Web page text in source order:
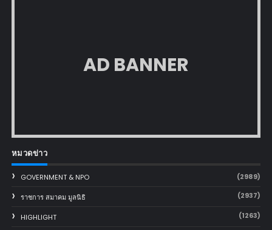
AD BANNER
หมวดข่าว
GOVERNMENT & NPO (2989)
ราชการ สมาคม มูลนิธิ (2937)
HIGHLIGHT (1263)